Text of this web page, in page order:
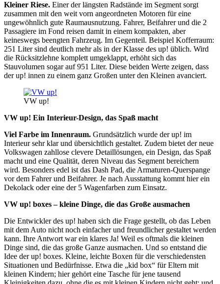
Kleiner Riese. Einer der längsten Radstände im Segment sorgt
zusammen mit den weit vorn angeordneten Motoren für eine
ungewöhnlich gute Raumausnutzung. Fahrer, Beifahrer und die 2
Passagiere im Fond reisen damit in einem kompakten, aber
keineswegs beengten Fahrzeug. Im Gegenteil. Beispiel Kofferraum:
251 Liter sind deutlich mehr als in der Klasse des up! üblich. Wird
die Rücksitzlehne komplett umgeklappt, erhöht sich das
Stauvolumen sogar auf 951 Liter. Diese beiden Werte zeigen, dass
der up! innen zu einem ganz Großen unter den Kleinen avanciert.
VW up!
VW up! Ein Interieur-Design, das Spaß macht
Viel Farbe im Innenraum. Grundsätzlich wurde der up! im
Interieur sehr klar und übersichtlich gestaltet. Zudem bietet der neue
Volkswagen zahllose clevere Detaillösungen, ein Design, das Spaß
macht und eine Qualität, deren Niveau das Segment bereichern
wird. Besonders edel ist das Dash Pad, die Armaturen-Querspange
vor dem Fahrer und Beifahrer. Je nach Ausstattung kommt hier ein
Dekolack oder eine der 5 Wagenfarben zum Einsatz.
VW up! boxes – kleine Dinge, die das Große ausmachen
Die Entwickler des up! haben sich die Frage gestellt, ob das Leben
mit dem Auto nicht noch einfacher und freundlicher gestaltet werden
kann. Ihre Antwort war ein klares Ja! Weil es oftmals die kleinen
Dinge sind, die das große Ganze ausmachen. Und so entstand die
Idee der up! boxes. Kleine, leichte Boxen für die verschiedensten
Situationen und Bedürfnisse. Etwa die „kid box“ für Eltern mit
kleinen Kindern; hier gehört eine Tasche für jene tausend